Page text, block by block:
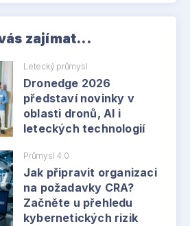
zajímat...
Letecký průmysl
Dronedge 2026
představí novinky v
oblasti dronů, AI i
leteckých technologií
Průmysl 4.0
Jak připravit organizaci
na požadavky CRA?
Začněte u přehledu
kybernetických rizik